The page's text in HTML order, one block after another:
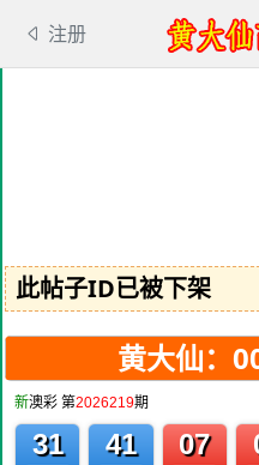
注册
此帖子ID已被下架
黄大仙：